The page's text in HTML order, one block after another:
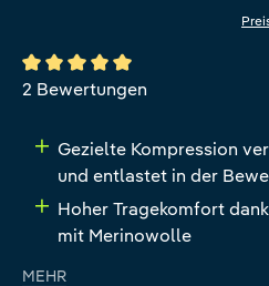
Durchschnittliche Bewertung
2 Bewertungen
Gezielte Kompression
und entlastet in der
Hoher Tragekomfort
mit Merinowolle
MEHR